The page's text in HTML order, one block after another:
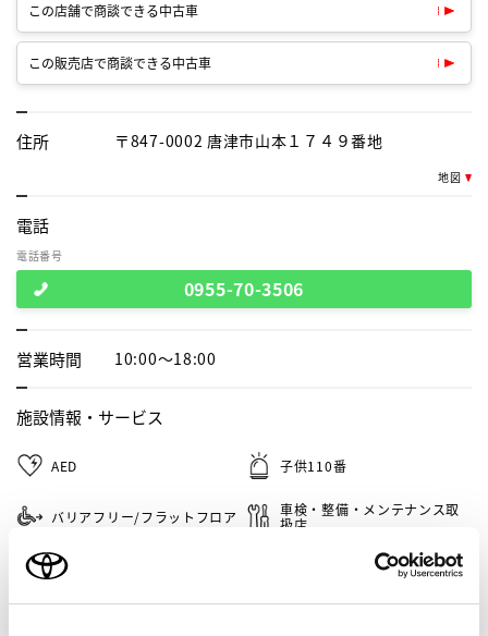
この店舗で商談できる中古車
この販売店で商談できる中古車
住所 〒847-0002 唐津市山本１７４９番地
地図
電話
電話番号
0955-70-3506
営業時間 10:00～18:00
施設情報・ サービス
AED 子供110番
バリアフリー/フラットフロア
車検・整備・メンテナンス取
扱店
バリアフリー/多目的駐車場 キッズコーナー